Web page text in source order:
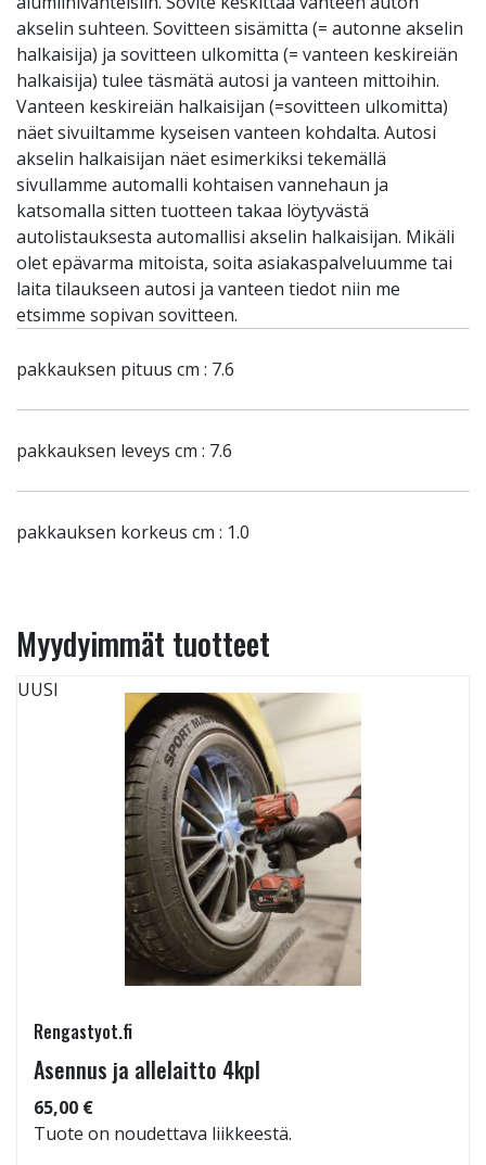
akselin suhteen. Sovitteen sisämitta (= autonne akselin
halkaisija) ja sovitteen ulkomitta (= vanteen keskireiän
halkaisija) tulee täsmätä autosi ja vanteen mittoihin.
Vanteen keskireiän halkaisijan (=sovitteen ulkomitta)
näet sivuiltamme kyseisen vanteen kohdalta. Autosi
akselin halkaisijan näet esimerkiksi tekemällä
sivullamme automalli kohtaisen vannehaun ja
katsomalla sitten tuotteen takaa löytyvästä
autolistauksesta automallisi akselin halkaisijan. Mikäli
olet epävarma mitoista, soita asiakaspalveluumme tai
laita tilaukseen autosi ja vanteen tiedot niin me
etsimme sopivan sovitteen.
pakkauksen pituus cm : 7.6
pakkauksen leveys cm : 7.6
pakkauksen korkeus cm : 1.0
Myydyimmät tuotteet
UUSI
Rengastyot.fi
Asennus ja allelaitto 4kpl
65,00 €
Tuote on noudettava liikkeestä.